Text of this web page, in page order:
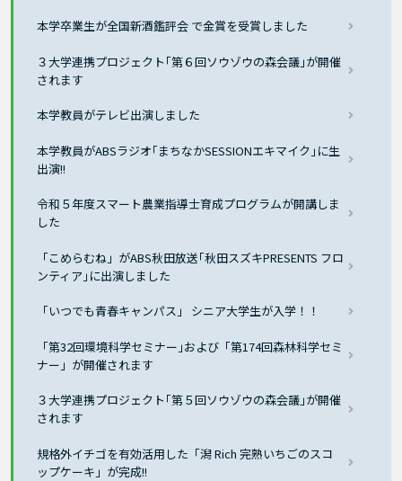
本学卒業生が全国新酒鑑評会 で金賞を受賞しました
３大学連携プロジェクト｢第６回ソウゾウの森会議｣が開催
されます
本学教員がテレビ出演しました
本学教員がABSラジオ｢まちなかSESSIONエキマイク｣に生
出演!!
令和５年度スマート農業指導士育成プログラムが開講しま
した
「こめらむね」がABS秋田放送｢秋田スズキPRESENTS フロ
ンティア｣に出演しました
「いつでも青春キャンパス」 シニア大学生が入学！！
「第32回環境科学セミナー｣および「第174回森林科学セミ
ナー」が開催されます
３大学連携プロジェクト｢第５回ソウゾウの森会議｣が開催
されます
規格外イチゴを有効活用した「潟 Rich 完熟いちごのスコ
ップケーキ」が完成!!